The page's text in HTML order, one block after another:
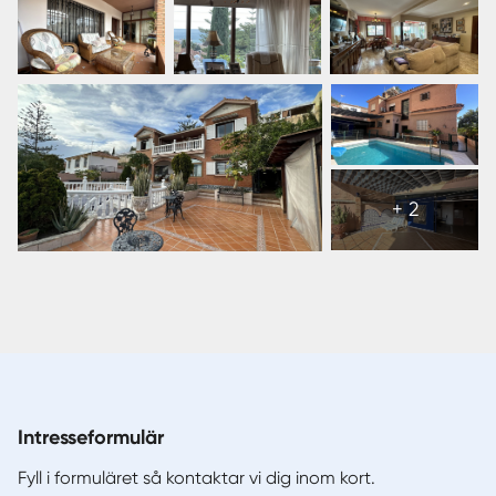
While the property requires renovation, it represents a
rare opportunity to create a bespoke home tailored to
your vision in one of the finest residential areas of the
city.
+ 2
Visa
alla
8
bilder
Intresseformulär
Fyll i formuläret så kontaktar vi dig inom kort.